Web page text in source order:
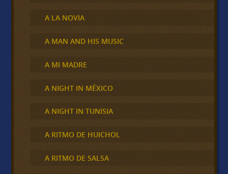
A LA NOVIA
A MAN AND HIS MUSIC
A MI MADRE
A NIGHT IN MÉXICO
A NIGHT IN TUNISIA
A RITMO DE HUICHOL
A RITMO DE SALSA